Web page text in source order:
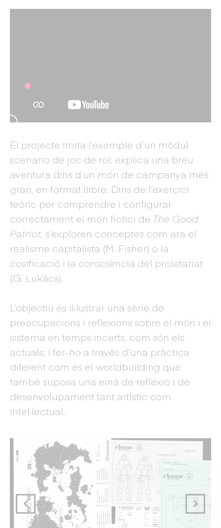
El projecte imita l’exemple d’un mòdul
scenario de joc de rol: explica una breu
aventura dins d’un món de campanya més
gran, en format llibre. Dins de l’exercici
teòric per comprendre i configurar
correctament el món fictici de The Good
Patriot, s’exploren conceptes com ara el
realisme capitalista (M. Fisher) o la
cosificació i la consciència del proletariat
(G. Lukács).
L’objectiu és il·lustrar una sèrie de
preocupacions i reflexions sobre el món i el
sistema en temps incerts, com són els
actuals; i fer-ho a través d’una pràctica
diferent com és el worldbuilding que
també suposa una eina de reflexió i de
desenvolupament tant artístic com
intel·lectual.